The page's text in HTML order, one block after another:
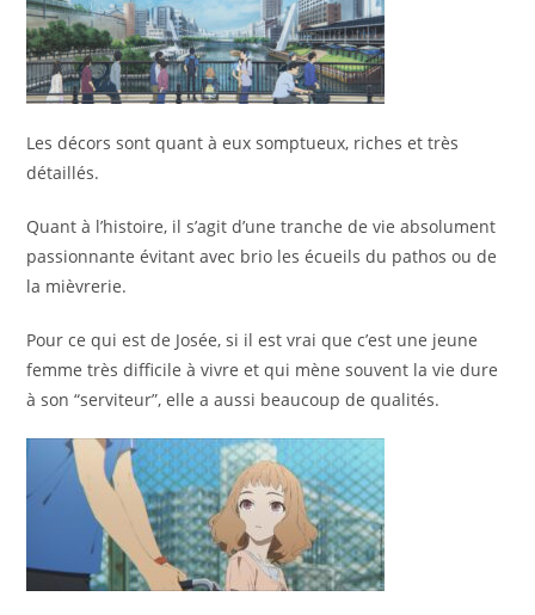
Les décors sont quant à eux somptueux, riches et très
détaillés.
Quant à l’histoire, il s’agit d’une tranche de vie absolument
passionnante évitant avec brio les écueils du pathos ou de
la mièvrerie.
Pour ce qui est de Josée, si il est vrai que c’est une jeune
femme très difficile à vivre et qui mène souvent la vie dure
à son “serviteur”, elle a aussi beaucoup de qualités.